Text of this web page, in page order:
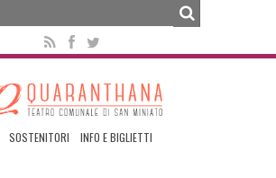
SOSTENITORI
INFO E BIGLIETTI